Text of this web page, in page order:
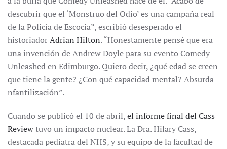
descubrir que el ‘Monstruo del Odio’ es una campaña real
de la Policía de Escocia”, escribió desesperado el
historiadorAdrian Hilton. “Honestamente pensé que era
una invención de Andrew Doyle para su evento Comedy
Unleashed en Edimburgo. Quiero decir, ¿qué edad se creen
que tiene la gente? ¿Con qué capacidad mental? Absurda
nfantilización”.
Cuando se publicó el 10 de abril,el informe final del Cass
Reviewtuvo un impacto nuclear. La Dra. Hilary Cass,
destacada pediatra del NHS, y su equipo de la facultad de